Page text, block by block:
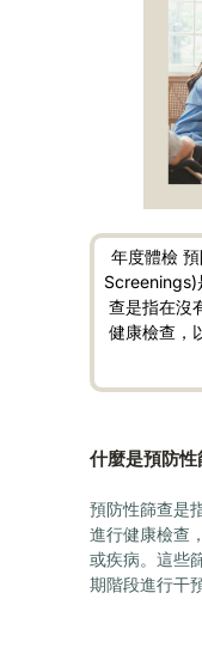
年度體檢
Screenings)
查是指在沒
健康檢查，
什麼是預防性
預防性篩查是
進行健康檢查
或疾病。這些
期階段進行干